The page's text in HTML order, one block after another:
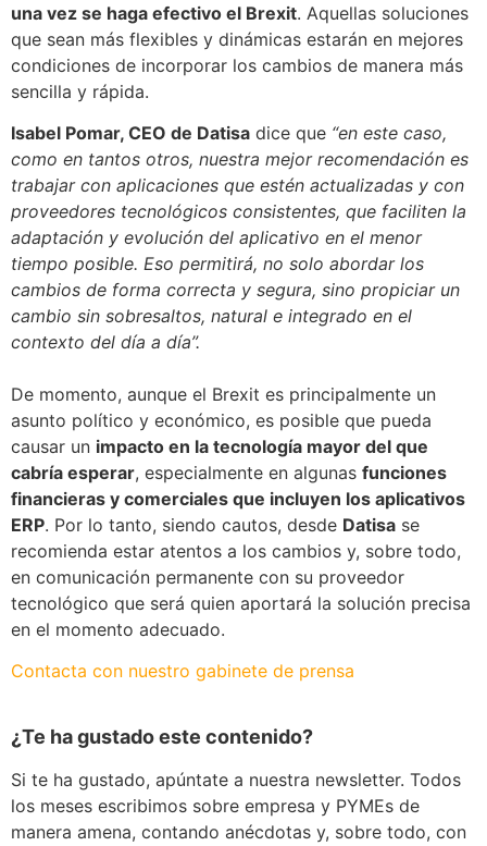
una vez se haga efectivo el Brexit. Aquellas soluciones
que sean más flexibles y dinámicas estarán en mejores
condiciones de incorporar los cambios de manera más
sencilla y rápida.
Isabel Pomar, CEO de Datisa dice que “en este caso,
como en tantos otros, nuestra mejor recomendación es
trabajar con aplicaciones que estén actualizadas y con
proveedores tecnológicos consistentes, que faciliten la
adaptación y evolución del aplicativo en el menor
tiempo posible. Eso permitirá, no solo abordar los
cambios de forma correcta y segura, sino propiciar un
cambio sin sobresaltos, natural e integrado en el
contexto del día a día”.
De momento, aunque el Brexit es principalmente un
asunto político y económico, es posible que pueda
causar un impacto en la tecnología mayor del que
cabría esperar, especialmente en algunas funciones
financieras y comerciales que incluyen los aplicativos
ERP. Por lo tanto, siendo cautos, desde Datisa se
recomienda estar atentos a los cambios y, sobre todo,
en comunicación permanente con su proveedor
tecnológico que será quien aportará la solución precisa
en el momento adecuado.
Contacta con nuestro gabinete de prensa
¿Te ha gustado este contenido?
Si te ha gustado, apúntate a nuestra newsletter. Todos
los meses escribimos sobre empresa y PYMEs de
manera amena, contando anécdotas y, sobre todo, con